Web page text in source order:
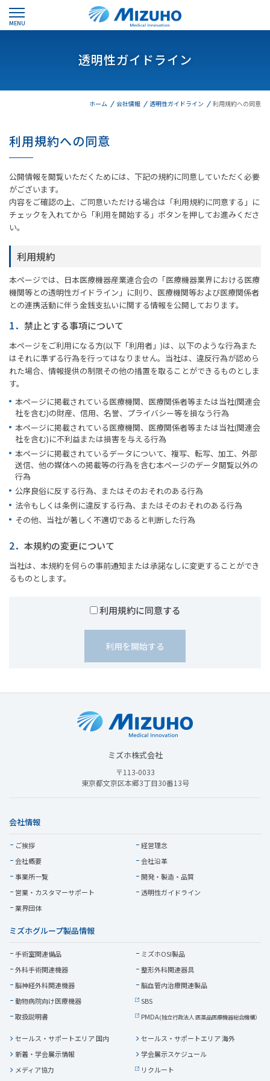
MENU
透明性ガイドライン
ホーム 会社情報 透明性ガイドライン 利用規約への同意
利用規約への同意
公開情報を閲覧いただくためには、下記の規約に同意していただく必要
がございます。
内容をご確認の上、ご同意いただける場合は「利用規約に同意する」に
チェックを入れてから「利用を開始する」ボタンを押してお進みくださ
い。
利用規約
本ページでは、日本医療機器産業連合会の「医療機器業界における医療
機関等との透明性ガイドライン」に則り、医療機関等および医療関係者
との連携活動に伴う金銭支払いに関する情報を公開しております。
1． 禁止とする事項について
本ページをご利用になる方(以下「利用者」)は、以下のような行為また
はそれに準ずる行為を行ってはなりません。当社は、違反行為が認めら
れた場合、情報提供の制限その他の措置を取ることができるものとしま
す。
本ページに掲載されている医療機関、医療関係者等または当社(関連会
社を含む)の財産、信用、名誉、プライバシー等を損なう行為
本ページに掲載されている医療機関、医療関係者等または当社(関連会
社を含む)に不利益または損害を与える行為
本ページに掲載されているデータについて、複写、転写、加工、外部
送信、他の媒体への掲載等の行為を含む本ページのデータ閲覧以外の
行為
公序良俗に反する行為、またはそのおそれのある行為
法令もしくは条例に違反する行為、またはそのおそれのある行為
その他、当社が著しく不適切であると判断した行為
2． 本規約の変更について
当社は、本規約を何らの事前通知または承諾なしに変更することができ
るものとします。
利用規約に同意する
ミズホ株式会社
〒113-0033
東京都文京区本郷3丁目30番13号
会社情報
ご挨拶
経営理念
会社概要
会社沿革
事業所一覧
開発・製造・品質
営業・ カスタマーサポート
透明性ガイドライン
業界団体
ミズホグループ製品情報
手術室関連備品
ミズホOSI製品
外科手術関連機器
整形外科関連器具
脳神経外科関連機器
脳血管内治療関連製品
動物病院向け医療機器
SBS
取扱説明書
PMDA(独立行政法人 医薬品医療機器総合機構）
セールス・サポートエリア 国内
セールス・サポートエリア 海外
新着・学会展示情報
学会展示スケジュール
メディア協力
リクルート